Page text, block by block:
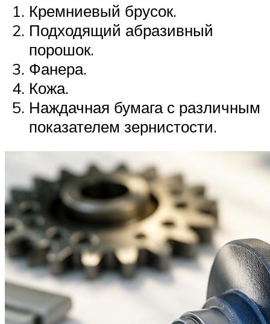
Кремниевый брусок.
Подходящий абразивный
порошок.
Фанера.
Кожа.
Наждачная бумага с различным
показателем зернистости.